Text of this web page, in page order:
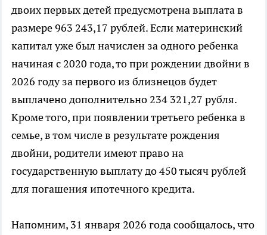
двоих первых детей предусмотрена выплата в
размере 963 243,17 рублей. Если материнский
капитал уже был начислен за одного ребенка
начиная с 2020 года, то при рождении двойни в
2026 году за первого из близнецов будет
выплачено дополнительно 234 321,27 рубля.
Кроме того, при появлении третьего ребенка в
семье, в том числе в результате рождения
двойни, родители имеют право на
государственную выплату до 450 тысяч рублей
для погашения ипотечного кредита.
Напомним, 31 января 2026 года сообщалось, что